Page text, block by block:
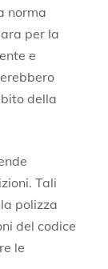
norma
per la
e
della
Tali
polizza
del codice
le